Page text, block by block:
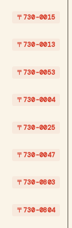
〒730-0015
〒730-0013
〒730-0053
〒730-0004
〒730-0025
〒730-0047
〒730-0803
〒730-0804